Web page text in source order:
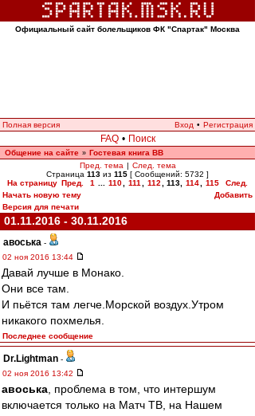
Официальный сайт болельщиков ФК "Спартак" Москва
Полная версия Вход • Регистрация
FAQ • Поиск
Общение на сайте » Гостевая книга ВВ
Пред. тема | След. тема
Страница 113 из 115 [ Сообщений: 5732 ]
На страницу Пред. 1 110 111 112 113 114 115
След.
Начать новую тему
Добавить
Версия для печати
01.11.2016 - 30.11.2016
авоська -
02 ноя 2016 13:44
Давай лучше в Монако.
Они все там.
И пьётся там легче.Морской воздух.Утром
никакого похмелья.
Последнее сообщение
Dr.Lightman -
02 ноя 2016 13:42
авоська , проблема в том, что интершум
включается только на Матч ТВ, на Нашем